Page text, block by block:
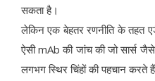
सकता है।
लेकिन एक बेहतर रणनीति के तहत
ऐसी mAb की जांच की जो सार्स जैसे
लगभग स्थिर चिंहों की पहचान करते